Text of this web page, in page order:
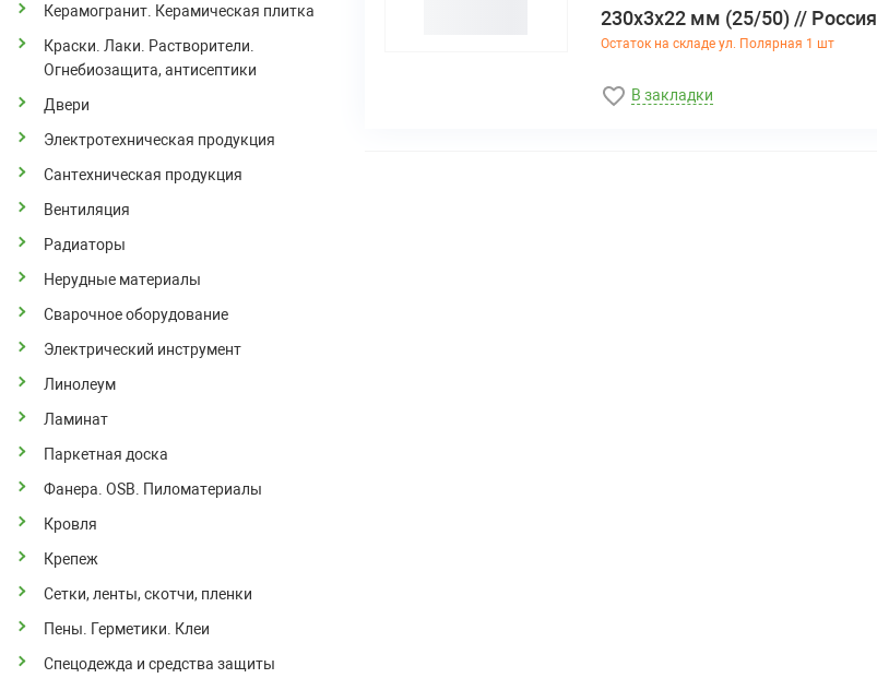
Керамогранит. Керамическая плитка
Краски. Лаки. Растворители.
Огнебиозащита, антисептики
Двери
Электротехническая продукция
Сантехническая продукция
Вентиляция
Радиаторы
Нерудные материалы
Сварочное оборудование
Электрический инструмент
Линолеум
Ламинат
Паркетная доска
Фанера. OSB. Пиломатериалы
Кровля
Крепеж
Сетки, ленты, скотчи, пленки
Пены. Герметики. Клеи
Спецодежда и средства защиты
230х3х22 мм (25/50) // Россия
Остаток на складе ул. Полярная 1 шт
В закладки